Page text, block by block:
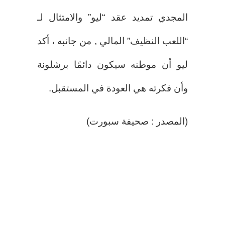
المجدي تمديد عقد “ليو” والامتثال لـ
“اللعب النظيف” المالي , من جانبه ، أكد
ليو أن موطنه سيكون دائمًا برشلونة
وأن فكرته هي العودة في المستقبل.
(المصدر : صحيفة سبورت)